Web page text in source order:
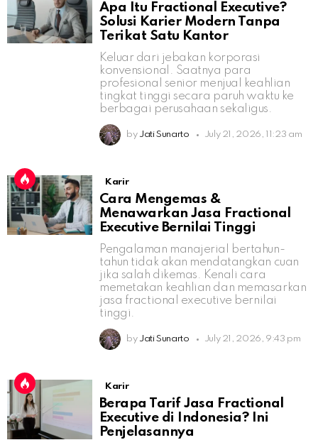
Apa Itu Fractional Executive?
Solusi Karier Modern Tanpa
Terikat Satu Kantor
Keluar dari jebakan korporasi
konvensional. Saatnya para
profesional senior menjual keahlian
tingkat tinggi secara paruh waktu ke
berbagai perusahaan sekaligus.
by Jati Sunarto July 21, 2026, 11:23 am
Karir
Cara Mengemas &
Menawarkan Jasa Fractional
Executive Bernilai Tinggi
Pengalaman manajerial bertahun-
tahun tidak akan mendatangkan cuan
jika salah dikemas. Kenali cara
memetakan keahlian dan memasarkan
jasa fractional executive bernilai
tinggi.
by Jati Sunarto July 21, 2026, 9:43 pm
Karir
Berapa Tarif Jasa Fractional
Executive di Indonesia? Ini
Penjelasannya